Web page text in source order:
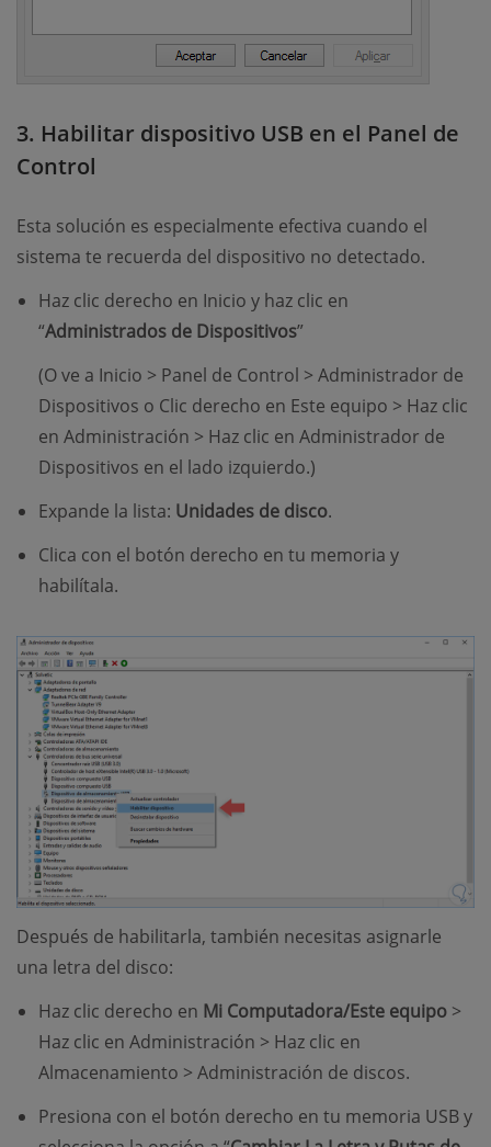
3. Habilitar dispositivo USB en el Panel de
Control
Esta solución es especialmente efectiva cuando el
sistema te recuerda del dispositivo no detectado.
Haz clic derecho en Inicio y haz clic en
“Administrados de Dispositivos”
(O ve a Inicio > Panel de Control > Administrador de
Dispositivos o Clic derecho en Este equipo > Haz clic
en Administración > Haz clic en Administrador de
Dispositivos en el lado izquierdo.)
Expande la lista: Unidades de disco.
Clica con el botón derecho en tu memoria y
habilítala.
Después de habilitarla, también necesitas asignarle
una letra del disco:
Haz clic derecho en Mi Computadora/Este equipo >
Haz clic en Administración > Haz clic en
Almacenamiento > Administración de discos.
Presiona con el botón derecho en tu memoria USB y